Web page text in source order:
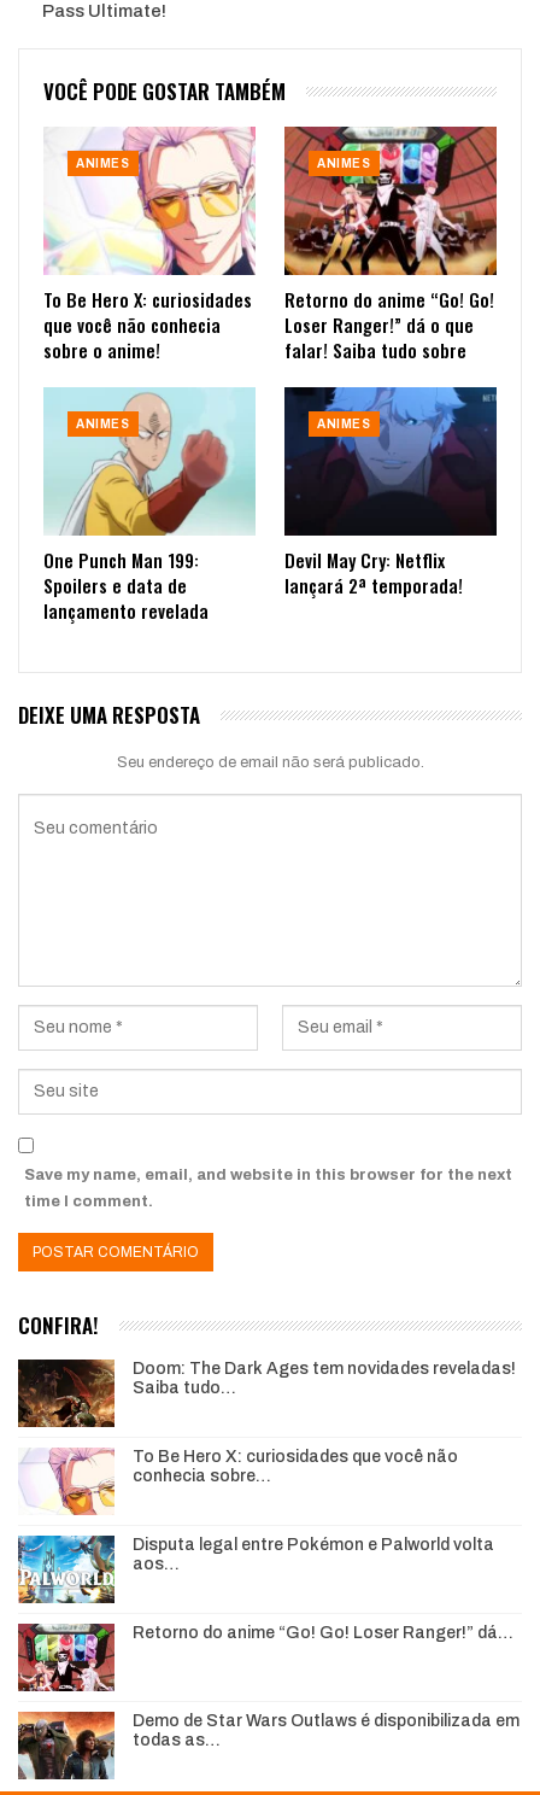
Pass Ultimate!
VOCÊ PODE GOSTAR TAMBÉM
ANIMES
To Be Hero X: curiosidades
que você não conhecia
sobre o anime!
ANIMES
Retorno do anime “Go! Go!
Loser Ranger!” dá o que
falar! Saiba tudo sobre
ANIMES
One Punch Man 199:
Spoilers e data de
lançamento revelada
ANIMES
Devil May Cry: Netflix
lançará 2ª temporada!
DEIXE UMA RESPOSTA
Seu endereço de email não será publicado.
Save my name, email, and website in this browser for the next
time I comment.
CONFIRA!
Doom: The Dark Ages tem novidades reveladas!
Saiba tudo…
To Be Hero X: curiosidades que você não
conhecia sobre…
Disputa legal entre Pokémon e Palworld volta
aos…
Retorno do anime “Go! Go! Loser Ranger!” dá…
Demo de Star Wars Outlaws é disponibilizada em
todas as…